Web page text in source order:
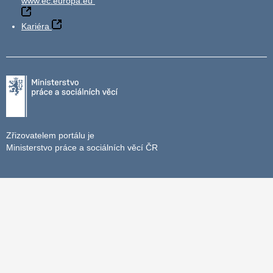
Kariéra
Zřizovatelem portálu je
Ministerstvo práce a sociálních věcí ČR